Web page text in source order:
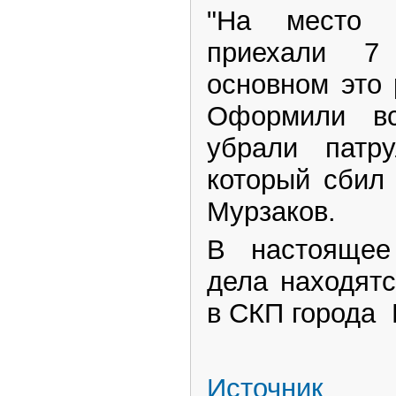
"На место
приехали
основном
Оформили
убрали
который
Мурзаков.
В
дела
в СКП города
Источник